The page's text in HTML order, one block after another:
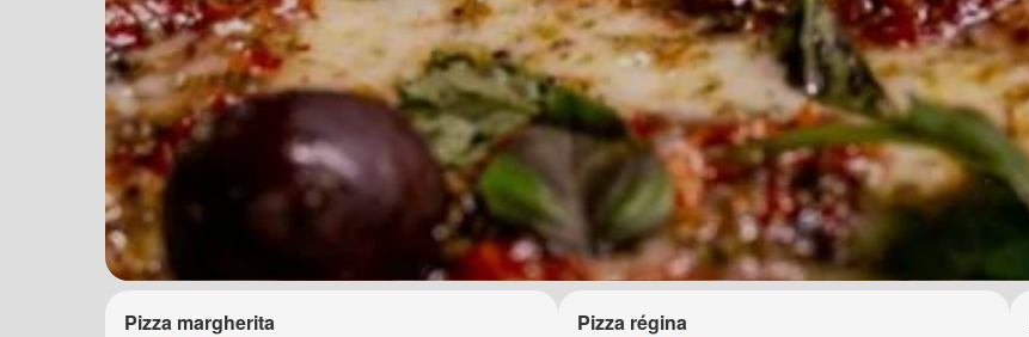
Pizza margherita Pizza régina